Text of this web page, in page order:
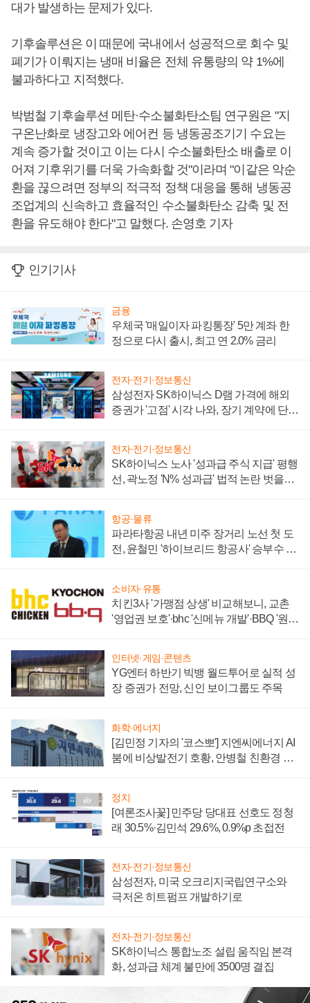
대가 발생하는 문제가 있다.
기후솔루션은 이 때문에 국내에서 성공적으로 회수 및
폐기가 이뤄지는 냉매 비율은 전체 유통량의 약 1%에
불과하다고 지적했다.
박범철 기후솔루션 메탄·수소불화탄소팀 연구원은 "지
구온난화로 냉장고와 에어컨 등 냉동공조기기 수요는
계속 증가할 것이고 이는 다시 수소불화탄소 배출로 이
어져 기후위기를 더욱 가속화할 것"이라며 "이같은 악순
환을 끊으려면 정부의 적극적 정책 대응을 통해 냉동공
조업계의 신속하고 효율적인 수소불화탄소 감축 및 전
환을 유도해야 한다"고 말했다. 손영호 기자
인기기사
금융
우체국 '매일이자 파킹통장' 5만 계좌 한
정으로 다시 출시, 최고 연 2.0% 금리
전자·전기·정보통신
삼성전자 SK하이닉스 D램 가격에 해외
증권가 '고점' 시각 나와, 장기 계약에 단점
전자·전기·정보통신
SK하이닉스 노사 '성과급 주식 지급' 평행
선, 곽노정 'N% 성과급' 법적 논란 벗을지
항공·물류
파라타항공 내년 미주 장거리 노선 첫 도
전, 윤철민 '하이브리드 항공사' 승부수 통
소비자·유통
치킨3사 '가맹점 상생' 비교해보니, 교촌
'영업권 보호'·bhc '신메뉴 개발'·BBQ '원가
인터넷·게임·콘텐츠
YG엔터 하반기 빅뱅 월드투어로 실적 성
장 증권가 전망, 신인 보이그룹도 주목
화학·에너지
[김민정 기자의 '코스뽀'] 지엔씨에너지 AI
붐에 비상발전기 호황, 안병철 친환경 에
정치
[여론조사꽃] 민주당 당대표 선호도 정청
래 30.5%·김민석 29.6%, 0.9%p 초접전
전자·전기·정보통신
삼성전자, 미국 오크리지국립연구소와
극저온 히트펌프 개발하기로
전자·전기·정보통신
SK하이닉스 통합노조 설립 움직임 본격
화, 성과급 체계 불만에 3500명 결집